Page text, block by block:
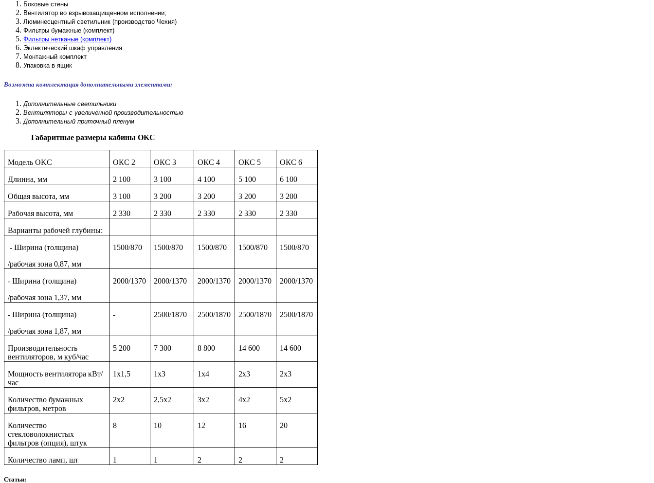
Боковые стены
Вентилятор во взрывозащищенном исполнении;
Люминесцентный светильник (производство Чехия)
Фильтры бумажные (комплект)
Фильтры нетканые (комплект)
Эклектический шкаф управления
Монтажный комплект
Упаковка в ящик
Возможна комплектация дополнительными элементами:
Дополнительные светильники
Вентиляторы с увеличенной производительностью
Дополнительный приточный пленум
Габаритные размеры кабины OKC
МодельOKC ОКС 2 ОКС 3 ОКС 4 ОКС 5 ОКС 6
Длинна, мм 2 100 3 100 4 100 5 100 6 100
Общая высота, мм 3 100 3 200 3 200 3 200 3 200
Рабочая высота, мм 2 330 2 330 2 330 2 330 2 330
Варианты рабочей глубины:
- Ширина (толщина)
/рабочая зона 0,87, мм
1500/870 1500/870 1500/870 1500/870 1500/870
- Ширина (толщина)
/рабочая зона 1,37, мм
2000/1370 2000/1370 2000/1370 2000/1370 2000/1370
- Ширина (толщина)
/рабочая зона 1,87, мм
- 2500/1870 2500/1870 2500/1870 2500/1870
Производительность
вентиляторов, м куб/час
5 200 7 300 8 800 14 600 14 600
Мощность вентилятора кВт/
час
1х1,5 1х3 1х4 2х3 2х3
Количество бумажных
фильтров, метров
2х2 2,5х2 3х2 4х2 5х2
Количество
стекловолокнистых
фильтров (опция), штук
8 10 12 16 20
Количество ламп, шт 1 1 2 2 2
Статьи: